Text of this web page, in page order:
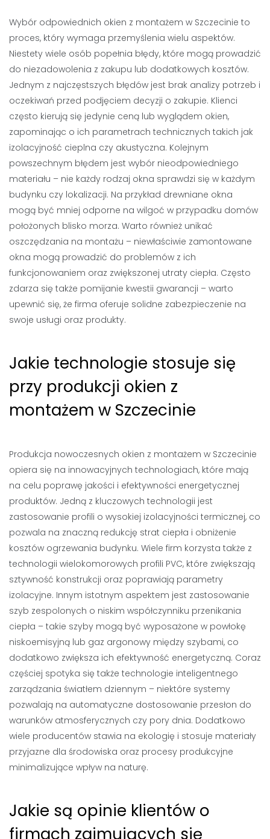
Wybór odpowiednich okien z montażem w Szczecinie to
proces, który wymaga przemyślenia wielu aspektów.
Niestety wiele osób popełnia błędy, które mogą prowadzić
do niezadowolenia z zakupu lub dodatkowych kosztów.
Jednym z najczęstszych błędów jest brak analizy potrzeb i
oczekiwań przed podjęciem decyzji o zakupie. Klienci
często kierują się jedynie ceną lub wyglądem okien,
zapominając o ich parametrach technicznych takich jak
izolacyjność cieplna czy akustyczna. Kolejnym
powszechnym błędem jest wybór nieodpowiedniego
materiału – nie każdy rodzaj okna sprawdzi się w każdym
budynku czy lokalizacji. Na przykład drewniane okna
mogą być mniej odporne na wilgoć w przypadku domów
położonych blisko morza. Warto również unikać
oszczędzania na montażu – niewłaściwie zamontowane
okna mogą prowadzić do problemów z ich
funkcjonowaniem oraz zwiększonej utraty ciepła. Często
zdarza się także pomijanie kwestii gwarancji – warto
upewnić się, że firma oferuje solidne zabezpieczenie na
swoje usługi oraz produkty.
Jakie technologie stosuje się
przy produkcji okien z
montażem w Szczecinie
Produkcja nowoczesnych okien z montażem w Szczecinie
opiera się na innowacyjnych technologiach, które mają
na celu poprawę jakości i efektywności energetycznej
produktów. Jedną z kluczowych technologii jest
zastosowanie profili o wysokiej izolacyjności termicznej, co
pozwala na znaczną redukcję strat ciepła i obniżenie
kosztów ogrzewania budynku. Wiele firm korzysta także z
technologii wielokomorowych profili PVC, które zwiększają
sztywność konstrukcji oraz poprawiają parametry
izolacyjne. Innym istotnym aspektem jest zastosowanie
szyb zespolonych o niskim współczynniku przenikania
ciepła – takie szyby mogą być wyposażone w powłokę
niskoemisyjną lub gaz argonowy między szybami, co
dodatkowo zwiększa ich efektywność energetyczną. Coraz
częściej spotyka się także technologie inteligentnego
zarządzania światłem dziennym – niektóre systemy
pozwalają na automatyczne dostosowanie przesłon do
warunków atmosferycznych czy pory dnia. Dodatkowo
wiele producentów stawia na ekologię i stosuje materiały
przyjazne dla środowiska oraz procesy produkcyjne
minimalizujące wpływ na naturę.
Jakie są opinie klientów o
firmach zajmujących się